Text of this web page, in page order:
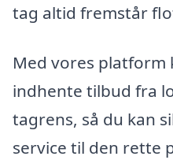
tag altid fremstår
Med vores platform
indhente tilbud fra
tagrens, så du kan
service til den rette